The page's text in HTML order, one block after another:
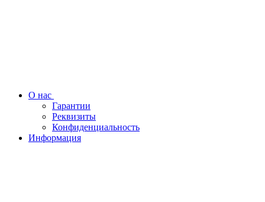
О нас
Гарантии
Реквизиты
Конфиденциальность
Информация